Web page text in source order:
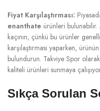
Fiyat Karşılaştırması:
enanthate ürünleri
kaçının, çünkü bu ürünler
karşılaştırması yaparken,
bulundurun. Takviye Spor
kaliteli ürünleri sunmaya
Sıkça Sorulan